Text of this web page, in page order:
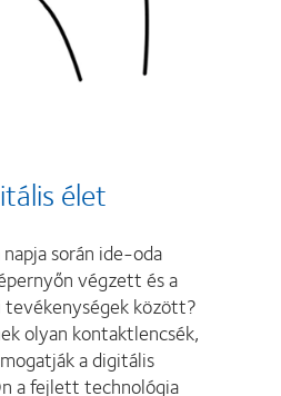
élet
során ide-oda
végzett és a
között?
olyan kontaktlencsék,
a digitális
a fejlett technológia